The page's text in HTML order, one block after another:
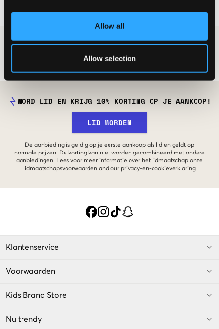
Allow all
Allow selection
Meisjes Kousen & sokken
Kousen & sokken voor meisjes
WORD LID EN KRIJG 10% KORTING OP JE AANKOOP!
LID WORDEN
De aanbieding is geldig op je eerste aankoop als lid en geldt op
normale prijzen. De korting kan niet worden gecombineerd met andere
aanbiedingen. Lees voor meer informatie over het lidmaatschap onze
lidmaatschapsvoorwaarden and our privacy-en-cookieverklaring
Klantenservice
Voorwaarden
Kids Brand Store
Nu trendy